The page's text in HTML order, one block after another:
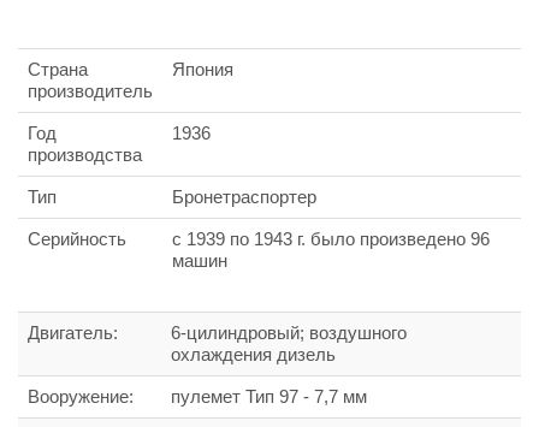
Страна
производитель
Япония
Год
производства
1936
Тип Бронетраспортер
Серийность
с 1939 по 1943 г. было произведено 96
машин
Двигатель:
6-цилиндровый; воздушного
охлаждения дизель
Вооружение: пулемет Тип 97 - 7,7 мм